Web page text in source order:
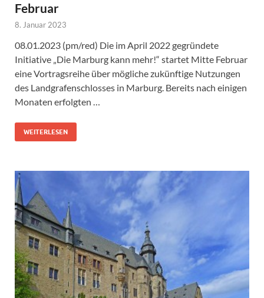
Februar
8. Januar 2023
08.01.2023 (pm/red) Die im April 2022 gegründete
Initiative „Die Marburg kann mehr!“ startet Mitte Februar
eine Vortragsreihe über mögliche zukünftige Nutzungen
des Landgrafenschlosses in Marburg. Bereits nach einigen
Monaten erfolgten …
WEITERLESEN